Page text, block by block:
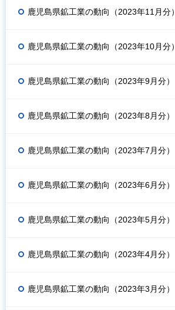
鹿児島県鉱工業の動向（2023年11月分）
鹿児島県鉱工業の動向（2023年10月分）
鹿児島県鉱工業の動向（2023年9月分）
鹿児島県鉱工業の動向（2023年8月分）
鹿児島県鉱工業の動向（2023年7月分）
鹿児島県鉱工業の動向（2023年6月分）
鹿児島県鉱工業の動向（2023年5月分）
鹿児島県鉱工業の動向（2023年4月分）
鹿児島県鉱工業の動向（2023年3月分）